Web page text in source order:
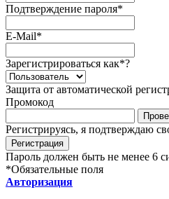
Подтверждение пароля*
E-Mail*
Зарегистрироваться как*?
Защита от автоматической
Промокод
Регистрируясь, я подтверждаю
Пароль должен быть не менее 6
*Обязательные поля
Авторизация